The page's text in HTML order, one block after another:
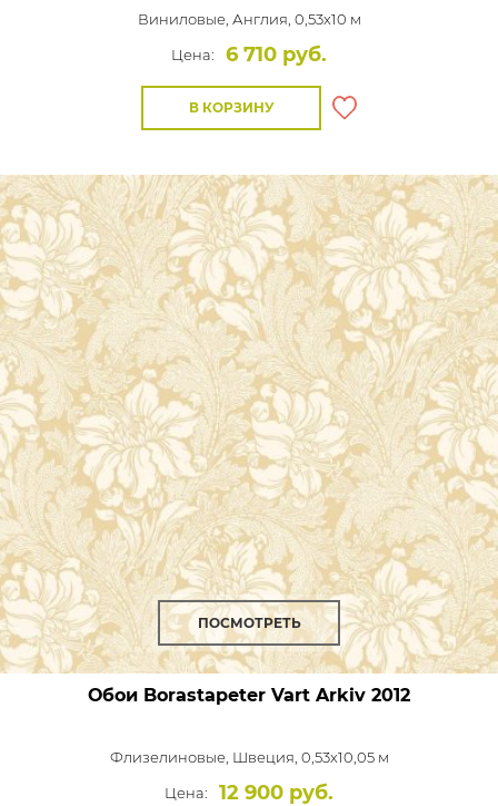
Виниловые, Англия, 0,53x10 м
Цена:
6 710 руб.
В КОРЗИНУ
ПОСМОТРЕТЬ
Обои Borastapeter Vart Arkiv 2012
Флизелиновые, Швеция, 0,53x10,05 м
Цена:
12 900 руб.